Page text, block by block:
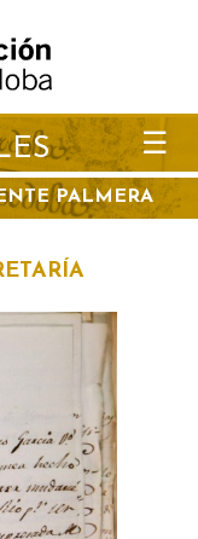
☰
PALMERA